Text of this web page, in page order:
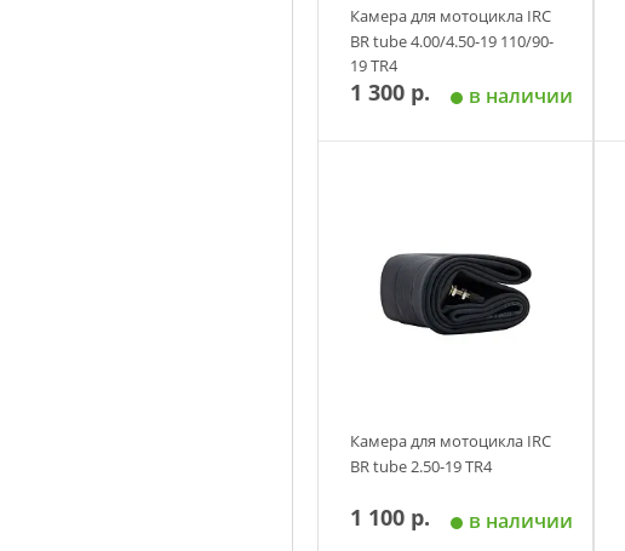
Камера для мотоцикла IRC
BR tube 4.00/4.50-19 110/90-
19 TR4
1 300 р. в наличии
Камера для мотоцикла IRC
BR tube 2.50-19 TR4
1 100 р. в наличии